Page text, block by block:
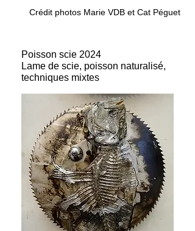
Crédit photos Marie VDB et Cat Péguet
Poisson scie 2024
Lame de scie, poisson naturalisé,
techniques mixtes